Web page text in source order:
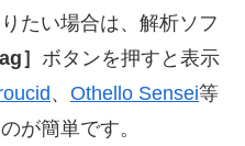
たい場合は、解析ソフ
］ ボタンを押すと表示
、 Othello Sensei等
が簡単です。